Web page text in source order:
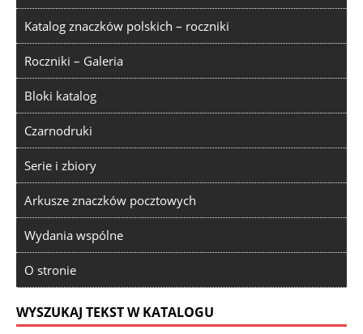
Katalog znaczków polskich – roczniki
Roczniki – Galeria
Bloki katalog
Czarnodruki
Serie i zbiory
Arkusze znaczków pocztowych
Wydania wspólne
O stronie
WYSZUKAJ TEKST W KATALOGU